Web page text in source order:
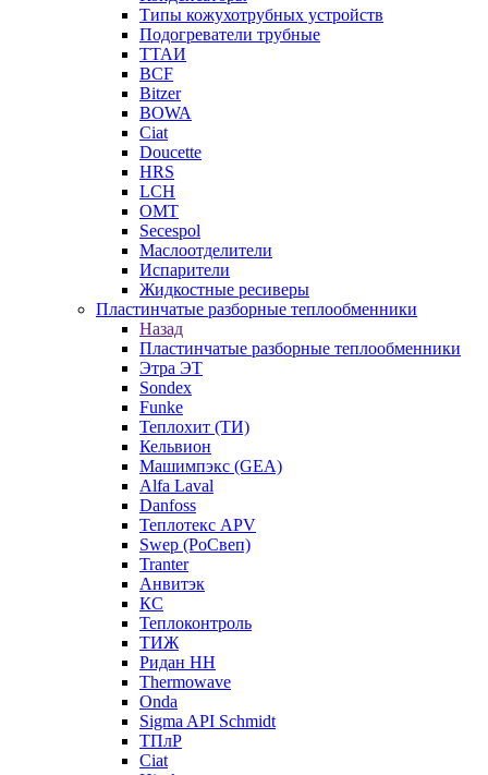
Типы кожухотрубных устройств
Подогреватели трубные
ТТАИ
BCF
Bitzer
BOWA
Ciat
Doucette
HRS
LCH
OMT
Secespol
Маслоотделители
Испарители
Жидкостные ресиверы
Пластинчатые разборные теплообменники
Назад
Пластинчатые разборные теплообменники
Этра ЭТ
Sondex
Funke
Теплохит (ТИ)
Кельвион
Машимпэкс (GEA)
Alfa Laval
Danfoss
Теплотекс APV
Swep (РоСвеп)
Tranter
Анвитэк
КС
Теплоконтроль
ТИЖ
Ридан НН
Thermowave
Onda
Sigma API Schmidt
ТПлР
Ciat